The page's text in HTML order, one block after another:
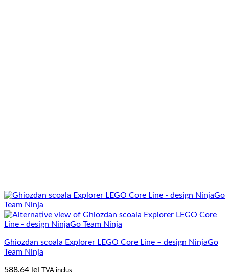
Ghiozdan scoala Explorer LEGO Core Line – design NinjaGo
Team Ninja
588.64 lei TVA inclus